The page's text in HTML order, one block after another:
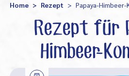
Home Rezept Papaya-
Rezept für
Himbeer-